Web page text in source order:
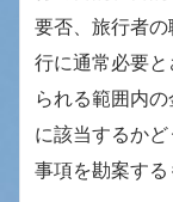
要否、旅行者
行に通常必要
られる範囲内
に該当するか
事項を勘案する